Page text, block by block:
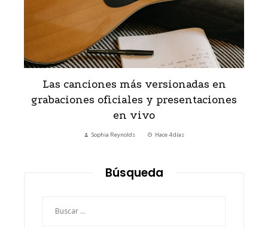
Las canciones más versionadas en
grabaciones oficiales y presentaciones
en vivo
Sophia Reynolds Hace 4 días
Búsqueda